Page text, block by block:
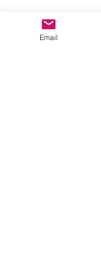
© 2026 - Leo
Email